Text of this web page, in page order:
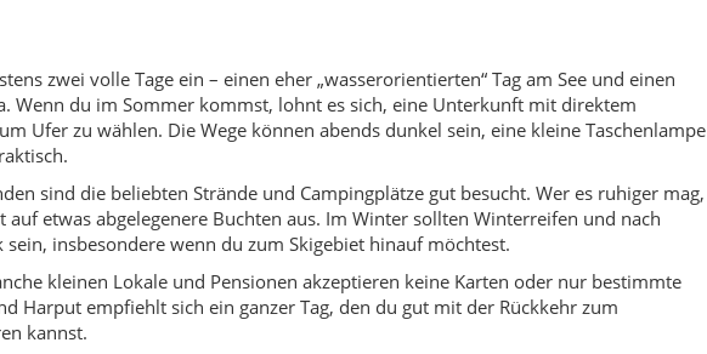
und Sivrice lebt von genau dieser Naturqualität. Viele lokale Initiativen und
dem sauberen See: Müllsammelaktionen, Hinweise an den Stränden und eine
bei Campingplätzen und Betreibern.
du Mehrwegflaschen und -geschirr verwendest, Abfälle immer wieder mitnimmst
– vor allem nachts. Beim Angeln und bei Bootstouren solltest du lokale
Angebote nutzen, die Rücksicht auf das Ökosystem nehmen.
Freundesgruppen, die Natur und Ruhe suchen, ohne komplett „am Ende der Welt“
am Wasser und im Schnee, während Erwachsene in Hängematten oder auf